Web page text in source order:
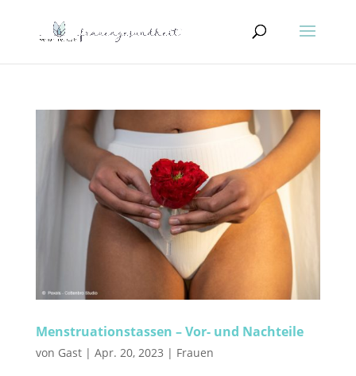
Menstruationstassen – Vor- und Nachteile
von Gast| Apr. 20, 2023 | Frauen